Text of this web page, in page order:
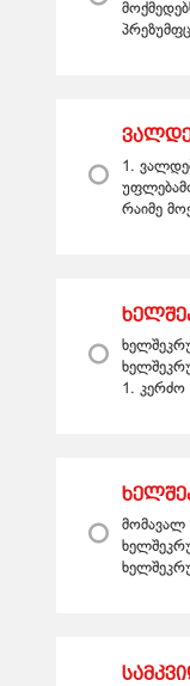
1.
რაიმე
1. კერძო
მომავალ